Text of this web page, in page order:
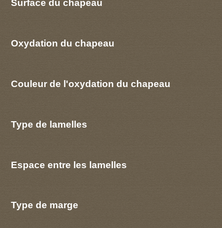
Surface du chapeau
Oxydation du chapeau
Couleur de l'oxydation du chapeau
Type de lamelles
Espace entre les lamelles
Type de marge